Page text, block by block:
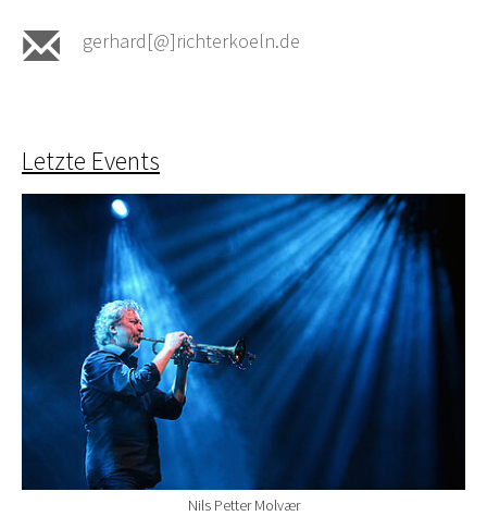
gerhard[@]richterkoeln.de
Letzte Events
Nils Petter Molvær